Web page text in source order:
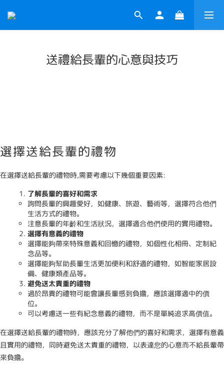
送禮給長輩的心意與技巧
選擇送給長輩的禮物
在選擇送給長輩的禮物時,需要考慮以下幾個重要因素:
了解長輩的喜好和需求
詢問長輩的興趣愛好，如健康、旅遊、藝術等，選擇符合他們
生活方式的禮物。
注意長輩的年齡和生活狀況，選擇適合他們使用的實用禮物。
選擇有意義的禮物
選擇能夠帶來特殊意義和回憶的禮物，如個性化相冊、定制紀
念品等。
選擇能夠幫助長輩生活更加便利和舒適的禮物，如智能家居設
備、健康類產品等。
避免送太貴重的禮物
過於昂貴的禮物可能會讓長輩感到負擔，應該選擇適中的價
位。
可以考慮送一些有紀念意義的禮物，而不是單純追求高價值。
在選擇送給長輩的禮物時，應該充分了解他們的喜好和需求，選擇有意義
且實用的禮物，同時避免送太貴重的禮物，以表達您的心意而不給長輩帶
來負擔。